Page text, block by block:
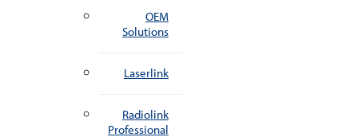
OEM
Solutions
Laserlink
Radiolink
Professional